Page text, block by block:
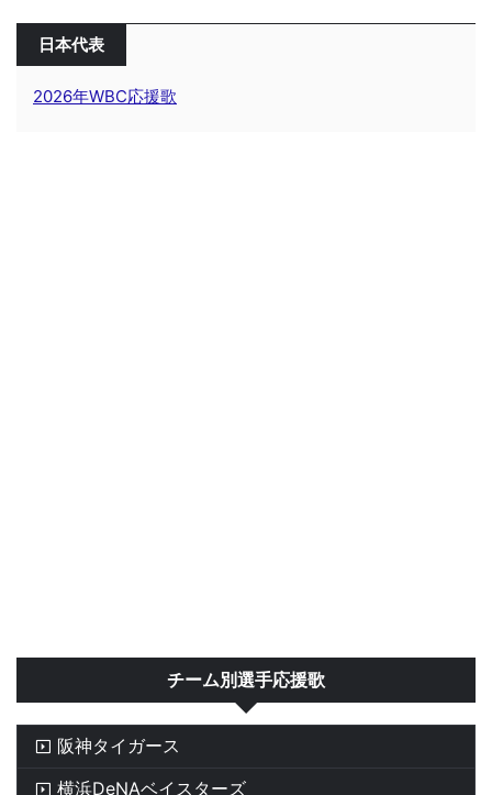
日本代表
2026年WBC応援歌
チーム別選手応援歌
阪神タイガース
横浜DeNAベイスターズ